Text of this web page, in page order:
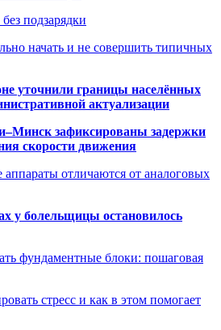
подзарядки
начать и не совершить типичных
уточнили границы населённых
актуализации
зафиксированы задержки
скорости движения
отличаются от аналоговых
у болельщицы остановилось
фундаментные блоки: пошаговая
стресс и как в этом помогает